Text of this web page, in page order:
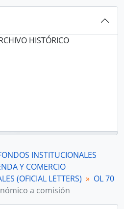
HISTÓRICO
INSTITUCIONALES
Y COMERCIO
(OFICIAL LETTERS)
OL 70
a comisión